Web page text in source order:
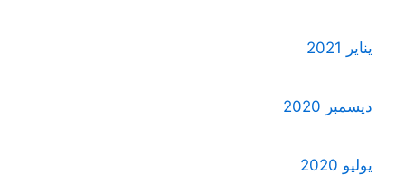
يناير 2021
ديسمبر 2020
يوليو 2020